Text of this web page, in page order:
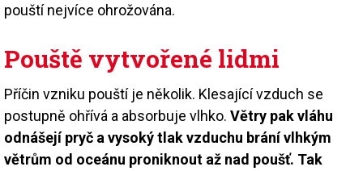
pouští nejvíce ohrožována.
Pouště vytvořené lidmi
Příčin vzniku pouští je několik. Klesající vzduch se
postupně ohřívá a absorbuje vlhko. Větry pak vláhu
odnášejí pryč a vysoký tlak vzduchu brání vlhkým
větrům od oceánu proniknout až nad poušť. Tak